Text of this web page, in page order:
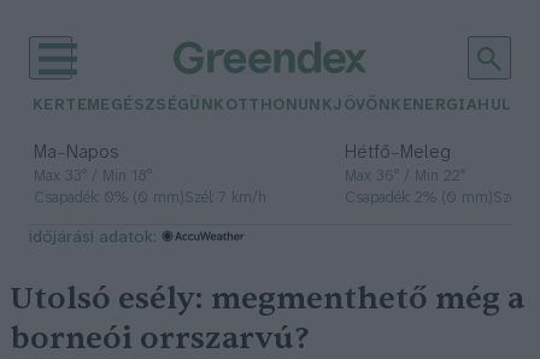
KERTEM EGÉSZSÉGÜNK OTTHONUNKJÖVŐNK ENERGIA
Ma– Napos
Max 33° / Min 18°
Csapadék: 0% (0 mm)Szél: 7 km/h
Hétfő– Meleg
Max 36° / Min 22°
Csapadék: 2% (0 mm)Szél:
időjárási adatok:
Utolsó esély: megmenthető még a
borneói orrszarvú?